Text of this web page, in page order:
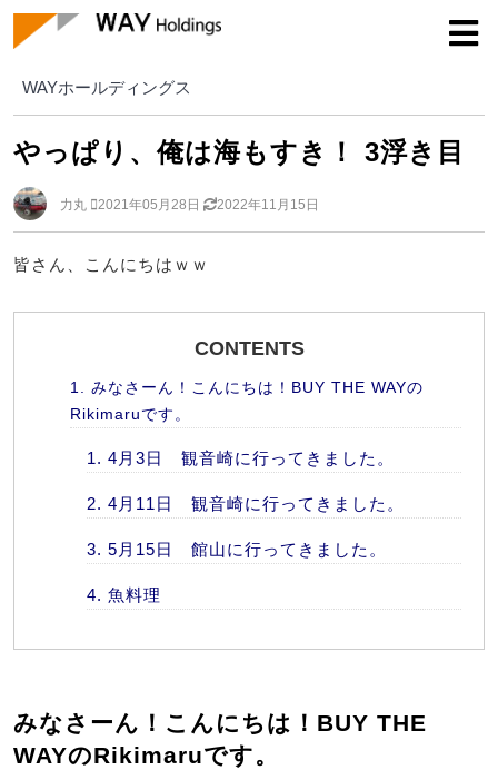
WAYホールディングス
WAYホールディングス
やっぱり、俺は海もすき！ 3浮き目
力丸 2021年05月28日 2022年11月15日
皆さん、こんにちはｗｗ
CONTENTS
みなさーん！こんにちは！BUY THE WAYの
Rikimaruです。
4月3日 観音崎に行ってきました。
4月11日 観音崎に行ってきました。
5月15日 館山に行ってきました。
魚料理
みなさーん！こんにちは！BUY THE
WAYのRikimaruです。